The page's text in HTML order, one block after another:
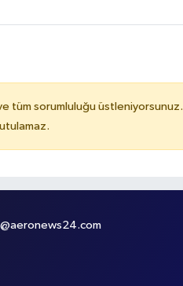
tüm sorumluluğu üstleniyorsunuz.